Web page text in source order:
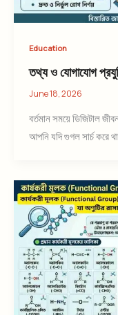
Education
তথ্য ও যোগাযোগ
June 18, 2026
বর্তমান সময়ে ডিজিটাল
আপনি যদি গুগল সার্চ করে